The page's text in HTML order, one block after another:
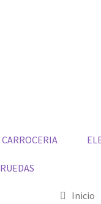
CARROCERIA
RUEDAS
Inicio